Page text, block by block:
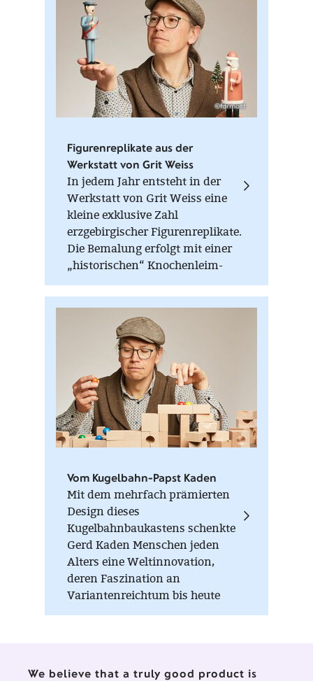
©formost
Figurenreplikate aus der
Werkstatt von Grit Weiss
In jedem Jahr entsteht in der
Werkstatt von Grit Weiss eine
kleine exklusive Zahl
erzgebirgischer Figurenreplikate.
Die Bemalung erfolgt mit einer
„historischen“ Knochenleim-
Kreide-Farbe, die nur im warmen
Zustand (Wasserbad) verarbeitet
werden kann. Auf der Unterseite
jeder Figur sind die
Einzelstücknummer, die
Auflagenhöhe und das
Herstellungsjahr vermerkt.
Vom Kugelbahn-Papst Kaden
Mit dem mehrfach prämierten
Design dieses
Kugelbahnbaukastens schenkte
Gerd Kaden Menschen jeden
Alters eine Weltinnovation,
deren Faszination an
Variantenreichtum bis heute
ungebrochen ist. Höher, länger,
We believe that a truly good product is